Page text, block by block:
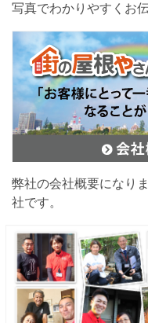
写真でわかりやすくお
弊社の会社概要になり
社です。